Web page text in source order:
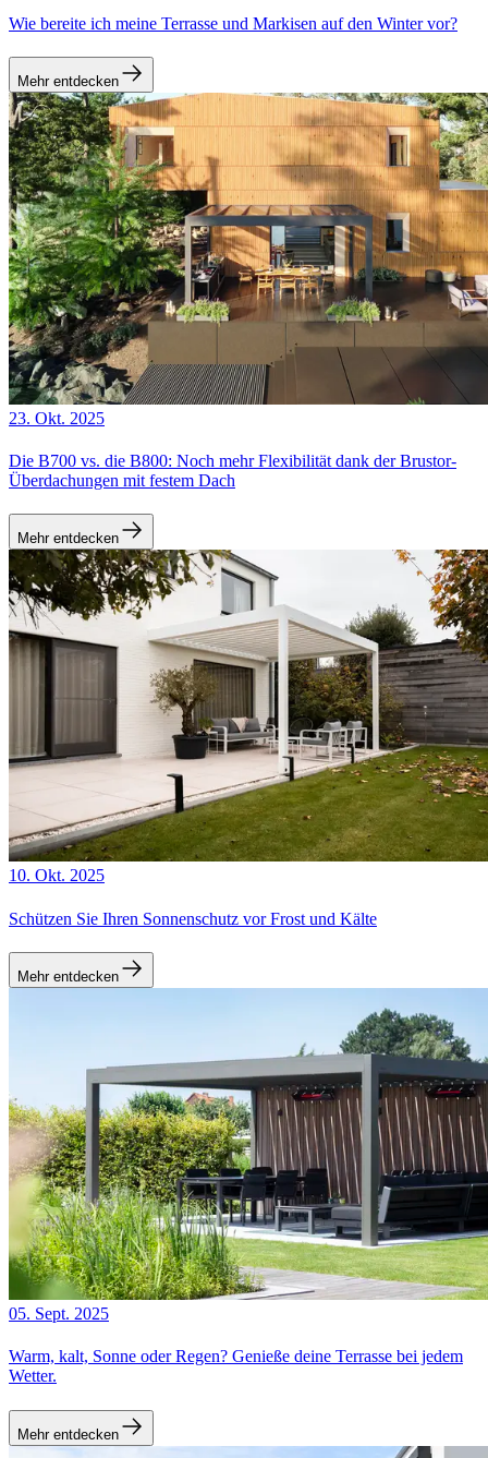
Wie bereite ich meine Terrasse und Markisen auf den Winter vor?
Mehr entdecken
23. Okt. 2025
Die B700 vs. die B800: Noch mehr Flexibilität dank der Brustor-
Überdachungen mit festem Dach
Mehr entdecken
10. Okt. 2025
Schützen Sie Ihren Sonnenschutz vor Frost und Kälte
Mehr entdecken
05. Sept. 2025
Warm, kalt, Sonne oder Regen? Genieße deine Terrasse bei jedem
Wetter.
Mehr entdecken